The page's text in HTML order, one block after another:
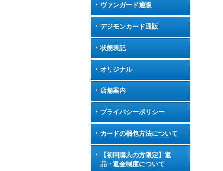
ヴァンガード通販
デジモンカード通販
状態表記
オリジナル
店舗案内
プライバシーポリシー
カードの梱包方法について
【初回購入の方限定】返
品・返金制度について